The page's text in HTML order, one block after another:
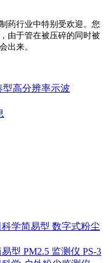
药行业中特别受欢迎。您
由于管在被压碎的同时被
出来。
型高分辨率示波
学简易型 数字式粉尘
型 PM2.5 监测仪 PS-3